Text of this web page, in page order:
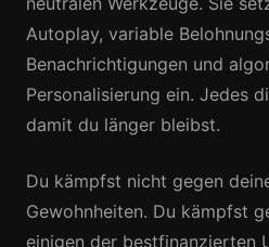
Autoplay, variable
Benachrichtigungen und
Personalisierung ein. Jedes
damit du länger bleibst.
Du kämpfst nicht gegen
Gewohnheiten. Du kämpfst
einigen der bestfinanzierten